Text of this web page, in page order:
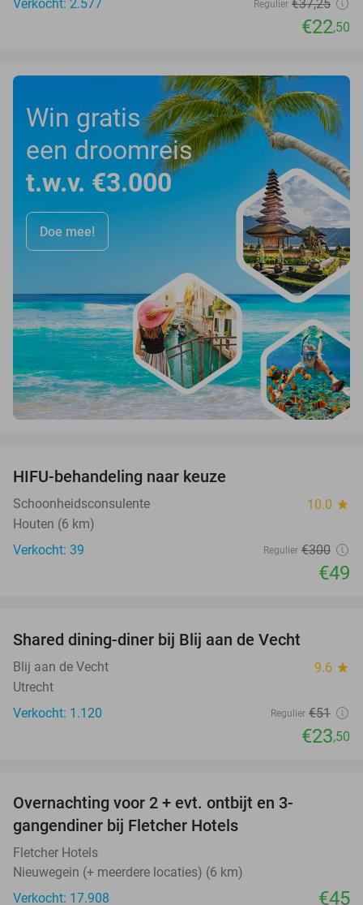
Verkocht: 2.577 Regulier €37,25
€22,50
Win gratis
een droomreis
t.w.v. €3.000
Doe mee!
HIFU-behandeling naar keuze
Schoonheidsconsulente 10.0 star
Houten (6 km)
Verkocht: 39
Regulier €300
€49
Shared dining-diner bij Blij aan de Vecht
Blij aan de Vecht 9.6 star
Utrecht
Verkocht: 1.120
Regulier €51
€23,50
Overnachting voor 2 + evt. ontbijt en 3-
gangendiner bij Fletcher Hotels
Fletcher Hotels
Nieuwegein (+ meerdere locaties) (6 km)
Verkocht: 17.908
€45